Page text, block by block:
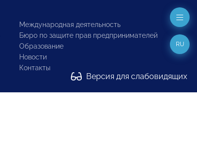
Международная деятельность
Бюро по защите прав предпринимателей
Образование
Новости
Контакты
Версия для слабовидящих
RU